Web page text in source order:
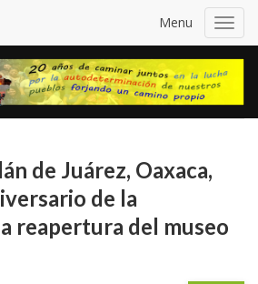
Menu
de Juárez, Oaxaca,
de la
reapertura del museo